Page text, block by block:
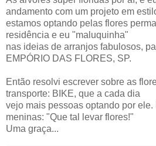
andamento com um projeto em
estamos optando pelas flores
residência e eu "maluquinha"
nas ideias de arranjos fabulosos,
EMPÓRIO DAS FLORES, SP.
Então resolvi escrever sobre as
transporte: BIKE, que a cada dia
vejo mais pessoas optando por
meninas: "Que tal levar flores!"
Uma graça...